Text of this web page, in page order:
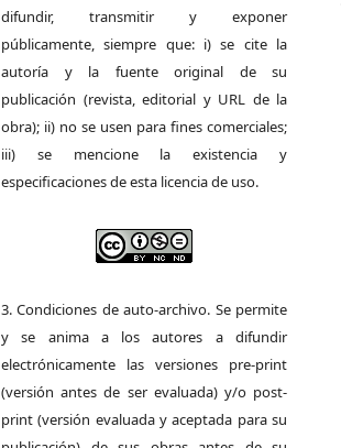
difundir, transmitir y exponer
públicamente, siempre que: i) se cite la
autoría y la fuente original de su
publicación (revista, editorial y URL de la
obra); ii) no se usen para fines comerciales;
iii) se mencione la existencia y
especificaciones de esta licencia de uso.
3. Condiciones de auto-archivo. Se permite
y se anima a los autores a difundir
electrónicamente las versiones pre-print
(versión antes de ser evaluada) y/o post-
print (versión evaluada y aceptada para su